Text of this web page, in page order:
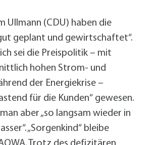
Ullmann (CDU) haben die
geplant und gewirtschaftet“.
sei die Preispolitik – mit
hohen Strom- und
der Energiekrise –
für die Kunden“ gewesen.
aber „so langsam wieder in
„Sorgenkind“ bleibe